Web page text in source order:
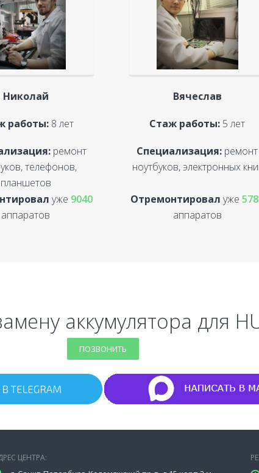
Николай
работы:8 лет
ремонт
телефонов,
планшетов
уже 9040
аппаратов
Вячеслав
Стаж работы: 5 лет
Специализация: ремонт
ноутбуков, электронных
Отремонтировалуже
аппаратов
аккумулятора для
ПОЗВОНИТЬ
ЦЕНТРА: